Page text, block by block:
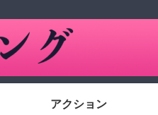
アクション